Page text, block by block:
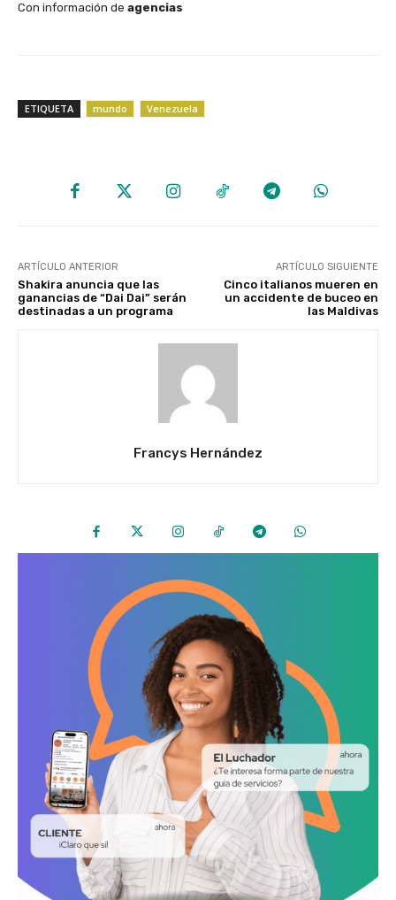
Con información de agencias
ETIQUETA mundo Venezuela
ARTÍCULO ANTERIOR
Shakira anuncia que las
ganancias de “Dai Dai” serán
destinadas a un programa
ARTÍCULO SIGUIENTE
Cinco italianos mueren en
un accidente de buceo en
las Maldivas
Francys Hernández